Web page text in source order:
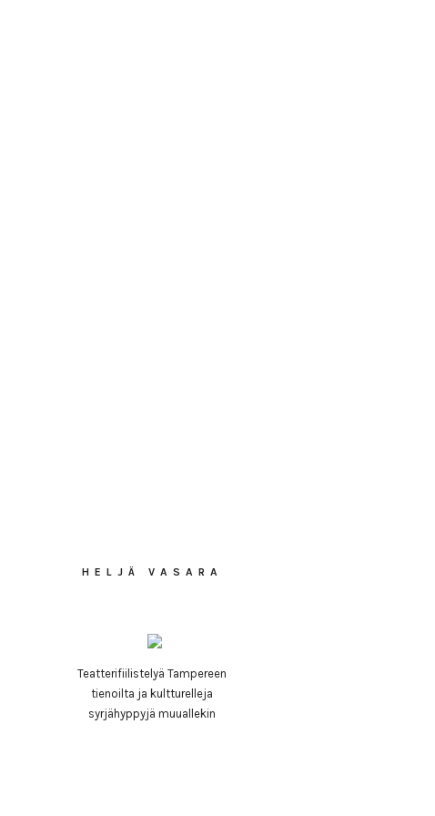
HELJÄ VASARA
Teatterifiilistelyä Tampereen
tienoilta ja kultturelleja
syrjähyppyjä muuallekin